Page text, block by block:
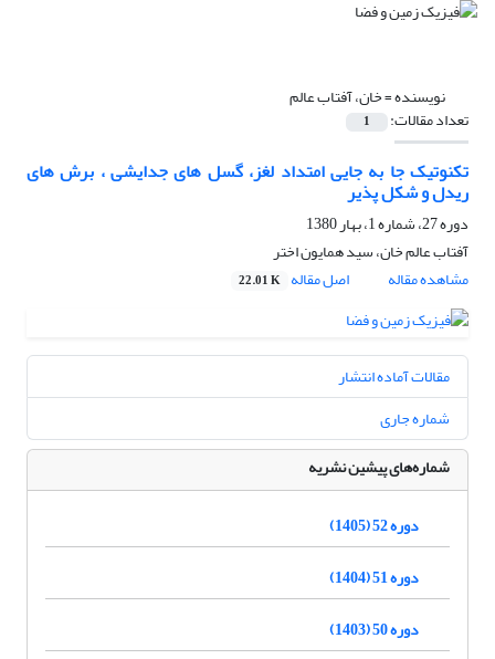
نویسنده =خان، آفتاب عالم
تعداد مقالات: 1
تکنوتیک جا به جایی امتداد لغز، گسل های جدایشی ، برش های
ریدل و شکل پذیر
دوره 27، شماره 1، بهار 1380
آفتاب عالم خان، سید همایون اختر
مشاهده مقاله
اصل مقاله 22.01 K
مقالات آماده انتشار
شماره جاری
شماره‌های پیشین نشریه
دوره 52 (1405)
دوره 51 (1404)
دوره 50 (1403)